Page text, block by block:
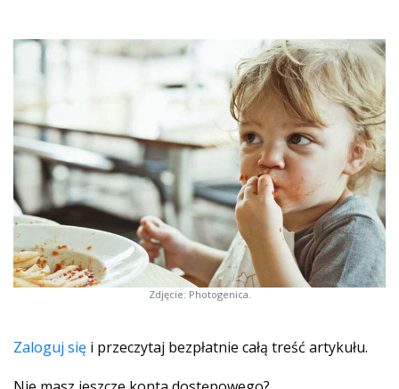
Zdjęcie: Photogenica.
Zaloguj się i przeczytaj bezpłatnie całą treść artykułu.